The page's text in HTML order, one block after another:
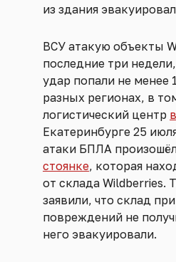
из здания
ВСУ атакую объекты
последние три
удар попали не менее
разных регионах, в
логистический центр
Екатеринбурге 25
атаки БПЛА
стоянке, которая
от склада Wildberries.
заявили, что склад
повреждений не
него эвакуировали.